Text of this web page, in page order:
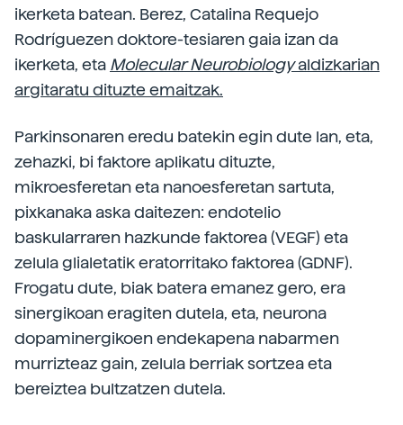
ikerketa batean. Berez, Catalina Requejo
Rodríguezen doktore-tesiaren gaia izan da
ikerketa, eta Molecular Neurobiologyaldizkarian
argitaratu dituzte emaitzak.
Parkinsonaren eredu batekin egin dute lan, eta,
zehazki, bi faktore aplikatu dituzte,
mikroesferetan eta nanoesferetan sartuta,
pixkanaka aska daitezen: endotelio
baskularraren hazkunde faktorea (VEGF) eta
zelula glialetatik eratorritako faktorea (GDNF).
Frogatu dute, biak batera emanez gero, era
sinergikoan eragiten dutela, eta, neurona
dopaminergikoen endekapena nabarmen
murrizteaz gain, zelula berriak sortzea eta
bereiztea bultzatzen dutela.